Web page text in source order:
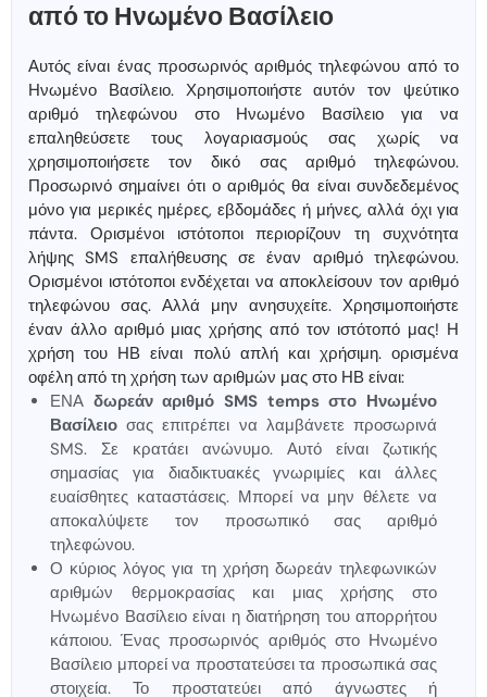
από το Ηνωμένο Βασίλειο
Αυτός είναι ένας προσωρινός αριθμός τηλεφώνου από το
Ηνωμένο Βασίλειο. Χρησιμοποιήστε αυτόν τον ψεύτικο
αριθμό τηλεφώνου στο Ηνωμένο Βασίλειο για να
επαληθεύσετε τους λογαριασμούς σας χωρίς να
χρησιμοποιήσετε τον δικό σας αριθμό τηλεφώνου.
Προσωρινό σημαίνει ότι ο αριθμός θα είναι συνδεδεμένος
μόνο για μερικές ημέρες, εβδομάδες ή μήνες, αλλά όχι για
πάντα. Ορισμένοι ιστότοποι περιορίζουν τη συχνότητα
λήψης SMS επαλήθευσης σε έναν αριθμό τηλεφώνου.
Ορισμένοι ιστότοποι ενδέχεται να αποκλείσουν τον αριθμό
τηλεφώνου σας. Αλλά μην ανησυχείτε. Χρησιμοποιήστε
έναν άλλο αριθμό μιας χρήσης από τον ιστότοπό μας! Η
χρήση του ΗΒ είναι πολύ απλή και χρήσιμη. ορισμένα
οφέλη από τη χρήση των αριθμών μας στο ΗΒ είναι:
ΕΝΑ δωρεάν αριθμό SMS temps στο Ηνωμένο
Βασίλειο σας επιτρέπει να λαμβάνετε προσωρινά
SMS. Σε κρατάει ανώνυμο. Αυτό είναι ζωτικής
σημασίας για διαδικτυακές γνωριμίες και άλλες
ευαίσθητες καταστάσεις. Μπορεί να μην θέλετε να
αποκαλύψετε τον προσωπικό σας αριθμό
τηλεφώνου.
Ο κύριος λόγος για τη χρήση δωρεάν τηλεφωνικών
αριθμών θερμοκρασίας και μιας χρήσης στο
Ηνωμένο Βασίλειο είναι η διατήρηση του απορρήτου
κάποιου. Ένας προσωρινός αριθμός στο Ηνωμένο
Βασίλειο μπορεί να προστατεύσει τα προσωπικά σας
στοιχεία. Το προστατεύει από άγνωστες ή